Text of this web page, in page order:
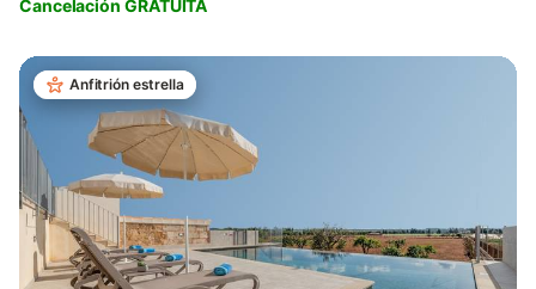
Cancelación GRATUITA
Anfitrión estrella